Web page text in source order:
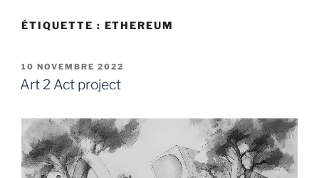
ÉTIQUETTE : ETHEREUM
PUBLIÉ
LE
10 NOVEMBRE 2022
Art 2 Act project